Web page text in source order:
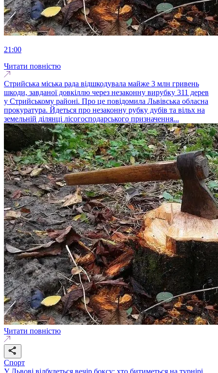
21:00
Читати повністю
Стрийська міська рада відшкодувала майже 3 млн гривень
шкоди, завданої довкіллю через незаконну вирубку 311 дерев
у Стрийському районі. Про це повідомила Львівська обласна
прокуратура. Йдеться про незаконну рубку дубів та вільх на
земельній ділянці лісогосподарського призначення...
Читати повністю
Спорт
У Львові відбудеться вечір боксу: хто битиметься на турнірі